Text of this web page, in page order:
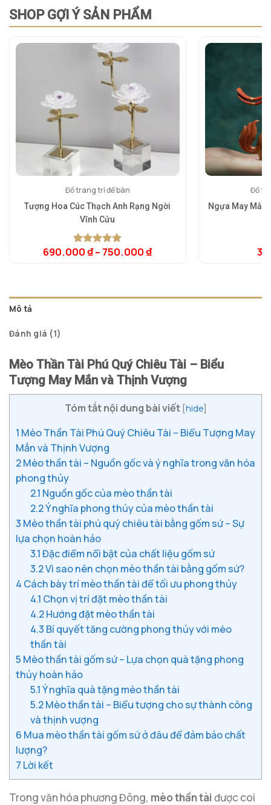
SHOP GỢI Ý SẢN PHẨM
Đồ trang trí để bàn
Tượng Hoa Cúc Thạch Anh Rạng Ngời
Vĩnh Cửu
5.00trên 5
1
690.000₫– 750.000₫
Đồ
Ngựa May Mắn
Mô tả
Đánh giá (1)
Mèo Thần Tài Phú Quý Chiêu Tài – Biểu
Tượng May Mắn và Thịnh Vượng
Tóm tắt nội dung bài viết [hide]
1 Mèo Thần Tài Phú Quý Chiêu Tài – Biểu Tượng May
Mắn và Thịnh Vượng
2Mèo thần tài – Nguồn gốc và ý nghĩa trong văn hóa
phong thủy
2.1 Nguồn gốc của mèo thần tài
2.2Ý nghĩa phong thủy của mèo thần tài
3 Mèo thần tài phú quý chiêu tài bằng gốm sứ – Sự
lựa chọn hoàn hảo
3.1Đặc điểm nổi bật của chất liệu gốm sứ
3.2Vì sao nên chọn mèo thần tài bằng gốm sứ?
4 Cách bày trí mèo thần tài để tối ưu phong thủy
4.1 Chọn vị trí đặt mèo thần tài
4.2Hướng đặt mèo thần tài
4.3 Bí quyết tăng cường phong thủy với mèo
thần tài
5 Mèo thần tài gốm sứ – Lựa chọn quà tặng phong
thủy hoàn hảo
5.1Ý nghĩa quà tặng mèo thần tài
5.2Mèo thần tài – Biểu tượng cho sự thành công
và thịnh vượng
6 Mua mèo thần tài gốm sứ ở đâu để đảm bảo chất
lượng?
7 Lời kết
Trong văn hóa phương Đông, mèo thần tàiđược coi